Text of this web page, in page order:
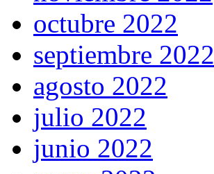
octubre 2022
septiembre 2022
agosto 2022
julio 2022
junio 2022